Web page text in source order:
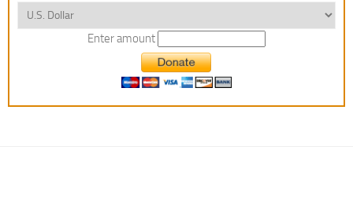
Enter amount